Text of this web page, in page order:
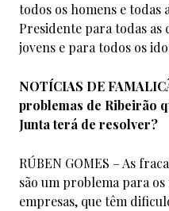
todos os homens e todas
Presidente para todas as
jovens e para todos os
NOTÍCIAS DE
problemas de Ribeirão
Junta terá de resolver?
RÚBEN GOMES – As
são um problema para
empresas, que têm